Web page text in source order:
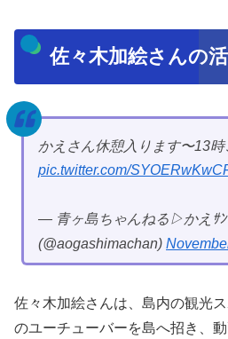
佐々木加絵さんの
かえさん休憩入ります〜13時
pic.twitter.com/
— 青ヶ島ちゃんねる▷かえｻ
(@aogashimachan)
佐々木加絵さんは、島内の観光
のユーチューバーを島へ招き、